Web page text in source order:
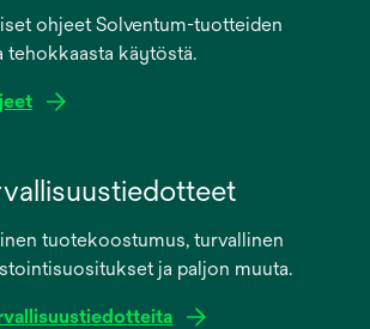
ohjeet Solventum-tuotteiden
tehokkaasta käytöstä.
tuotekoostumus, turvallinen
ja paljon muuta.